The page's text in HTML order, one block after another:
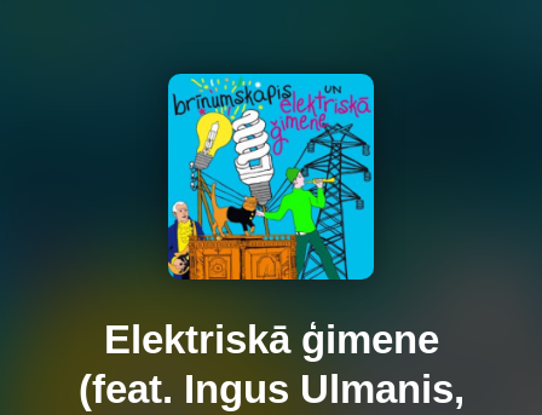
Elektriskā ģimene
(feat. Ingus Ulmanis,